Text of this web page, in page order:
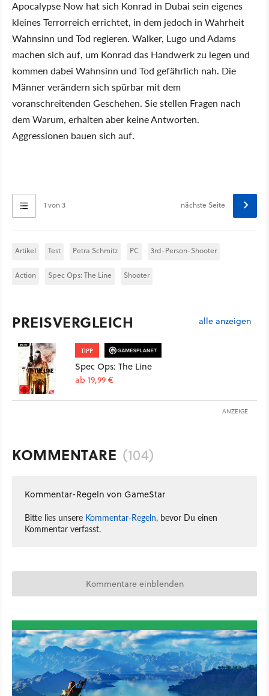
Apocalypse Now hat sich Konrad in Dubai sein eigenes
kleines Terrorreich errichtet, in dem jedoch in Wahrheit
Wahnsinn und Tod regieren. Walker, Lugo und Adams
machen sich auf, um Konrad das Handwerk zu legen und
kommen dabei Wahnsinn und Tod gefährlich nah. Die
Männer verändern sich spürbar mit dem
voranschreitenden Geschehen. Sie stellen Fragen nach
dem Warum, erhalten aber keine Antworten.
Aggressionen bauen sich auf.
1 von 3 nächste Seite
Artikel Test Petra Schmitz PC 3rd-Person-Shooter
Action Spec Ops: The Line Shooter
PREISVERGLEICH alle anzeigen
TIPP
Spec Ops: The Line
ab 19,99 €
ANZEIGE
KOMMENTARE (104)
Kommentar-Regeln von GameStar
Bitte lies unsere Kommentar-Regeln, bevor Du einen
Kommentar verfasst.
Kommentare einblenden